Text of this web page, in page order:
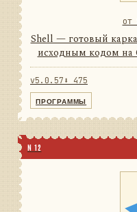
от
Shell — готовый
исходным кодом на
подключения,
написаны: от вас
v5.0.57 ⬇ 475
ПРОГРАММЫ
N 12